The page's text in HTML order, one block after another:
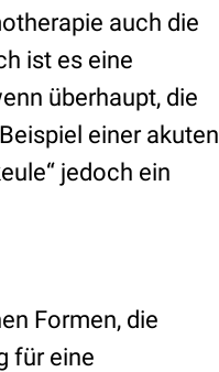
auch die
ist es eine
überhaupt, die
einer akuten
jedoch ein
Formen, die
für eine